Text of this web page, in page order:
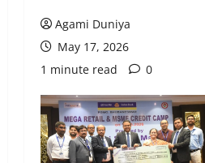
Agami Duniya
May 17, 2026
1 minute read
0